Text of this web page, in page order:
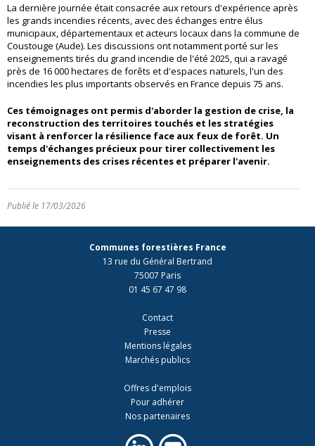
La dernière journée était consacrée aux retours d'expérience après
les grands incendies récents, avec des échanges entre élus
municipaux, départementaux et acteurs locaux dans la commune de
Coustouge (Aude). Les discussions ont notamment porté sur les
enseignements tirés du grand incendie de l'été 2025, qui a ravagé
près de 16 000 hectares de forêts et d'espaces naturels, l'un des
incendies les plus importants observés en France depuis 75 ans.
Ces témoignages ont permis d'aborder la gestion de crise, la
reconstruction des territoires touchés et les stratégies
visant à renforcer la résilience face aux feux de forêt. Un
temps d'échanges précieux pour tirer collectivement les
enseignements des crises récentes et préparer l'avenir.
Publié le 17/03/2026
Communes forestières France
13 rue du Général Bertrand
75007 Paris
01 45 67 47 98
Contact
Presse
Mentions légales
Marchés publics
Offres d'emplois
Pour adhérer
Nos partenaires